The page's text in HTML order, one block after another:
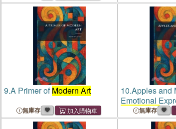
9.A Primer ofModern Art
無庫存
10.Apples and
Emotional
Modern Art
無庫存